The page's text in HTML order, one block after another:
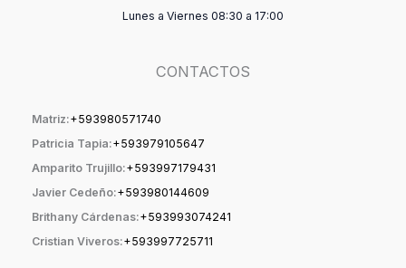
Lunes a Viernes 08:30 a 17:00
CONTACTOS
Matriz:+593980571740
Patricia Tapia:+593979105647
Amparito Trujillo:+593997179431
Javier Cedeño:+593980144609
Brithany Cárdenas:+593993074241
Cristian Viveros:+593997725711